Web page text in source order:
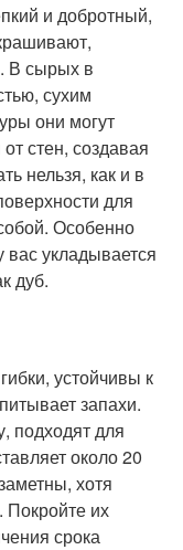
и добротный,
В сырых в
сухим
они могут
стен, создавая
нельзя, как и в
для
Особенно
укладывается
дуб.
устойчивы к
запахи.
подходят для
около 20
хотя
их
срока